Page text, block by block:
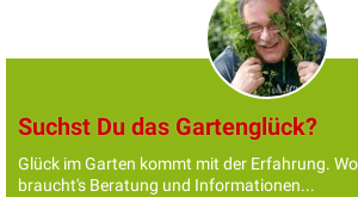
Suchst Du das Gartenglück?
Glück im Garten kommt mit der Erfahrung.
braucht's Beratung und Informationen...